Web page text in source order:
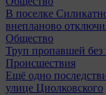
В поселке
внепланово
Общество
Труп пропавшей
Происшествия
Ещё одно
улице Циолковского